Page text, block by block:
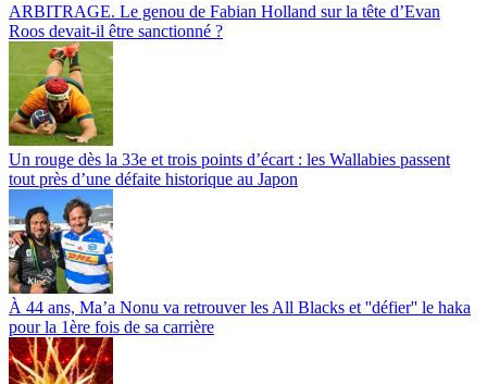
ARBITRAGE. Le genou de Fabian Holland sur la tête d’Evan
Roos devait-il être sanctionné ?
Un rouge dès la 33e et trois points d’écart : les Wallabies passent
tout près d’une défaite historique au Japon
À 44 ans, Ma’a Nonu va retrouver les All Blacks et ''défier'' le haka
pour la 1ère fois de sa carrière